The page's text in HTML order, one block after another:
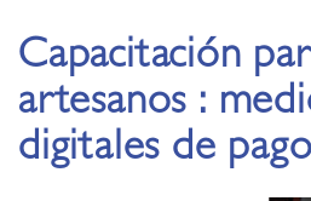
Capacitación
artesanos :
digitales de pago